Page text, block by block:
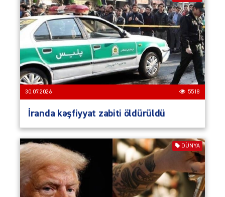
30.07.2026 5518
İranda kəşfiyyat zabiti öldürüldü
DÜNYA